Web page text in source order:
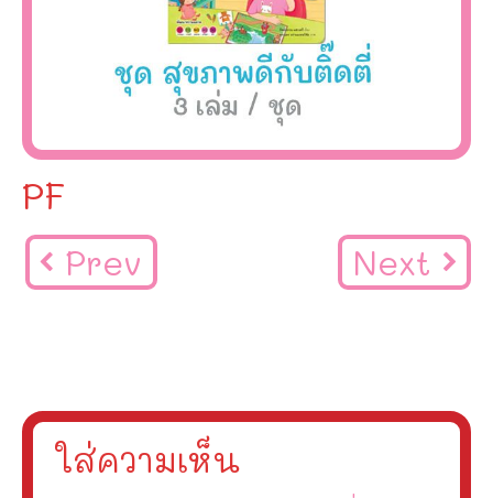
PF
Prev Next
ใส่ความเห็น